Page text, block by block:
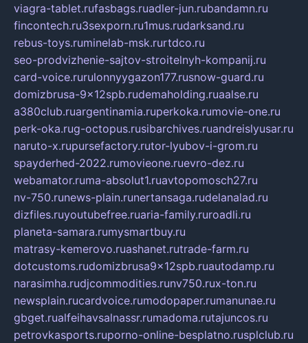
viagra-tablet.rufasbags.ruadler-jun.rubandamn.ru
fincontech.ru3sexporn.ru1mus.rudarksand.ru
rebus-toys.ruminelab-msk.rurtdco.ru
seo-prodvizhenie-sajtov-stroitelnyh-kompanij.ru
card-voice.rurulonnyygazon177.rusnow-guard.ru
domizbrusa-9x12spb.rudemaholding.ruaalse.ru
a380club.ruargentinamia.ruperkoka.rumovie-one.ru
perk-oka.rug-octopus.rusibarchives.ruandreislyusar.ru
naruto-x.rupursefactory.rutor-lyubov-i-grom.ru
spayderhed-2022.rumovieone.ruevro-dez.ru
webamator.ruma-absolut1.ruavtopomosch27.ru
nv-750.runews-plain.runertansaga.rudelanalad.ru
dizfiles.ruyoutubefree.ruaria-family.ruroadli.ru
planeta-samara.rumysmartbuy.ru
matrasy-kemerovo.ruashanet.rutrade-farm.ru
dotcustoms.rudomizbrusa9x12spb.ruautodamp.ru
narasimha.rudjcommodities.runv750.rux-ton.ru
newsplain.rucardvoice.rumodopaper.rumanunae.ru
gbget.rualfeihavsalnassr.rumadoma.rutajuncos.ru
petrovkasports.ruporno-online-besplatno.rusplclub.ru